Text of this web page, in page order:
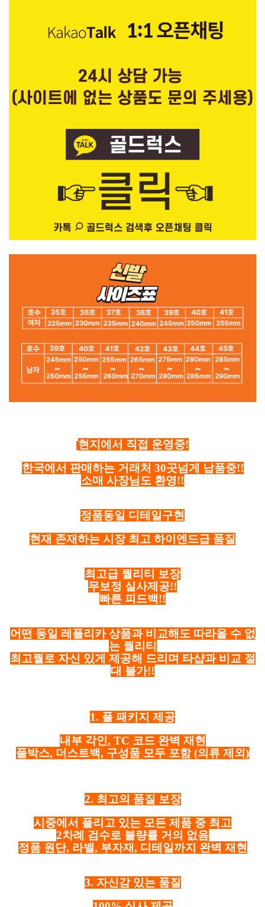
현지에서 직접 운영중!
한국에서 판매하는 거래처 30곳넘게 납품중!!
소매 사장님도 환영!!
정품동일 디테일구현
현재 존재하는 시장 최고 하이엔드급 품질
최고급 퀄리티 보장
무보정 실사제공!!
빠른 피드백!!
어떤 동일 레플리카 상품과 비교해도 따라올 수 없
는 퀄리티
최고퀄로 자신 있게 제공해 드리며 타샵과 비교 절
대 불가!!
1. 풀 패키지 제공
내부 각인, TC 코드 완벽 재현
풀박스, 더스트백, 구성품 모두 포함 (의류 제외)
2. 최고의 품질 보장
시중에서 풀리고 있는 모든 제품 중 최고
2차례 검수로 불량률 거의 없음
정품 원단, 라벨, 부자재, 디테일까지 완벽 재현
3. 자신감 있는 품질